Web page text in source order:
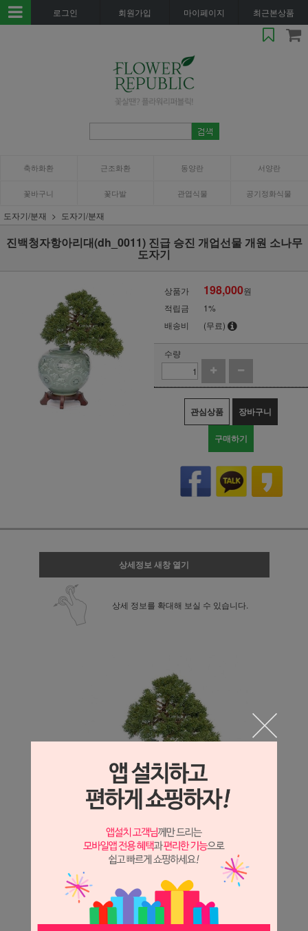
로그인 회원가입 마이페이지 최근본상품
축하화환 근조화환 동양란 서양란
꽃바구니 꽃다발 관엽식물 공기정화식물
도자기/분재 도자기/분재
진백청자항아리대(dh_0011) 진급 승진 개업선물 개원 소나무
도자기
상품가 198,000원
적립금
1%
배송비
(무료)
수량
관심상품 장바구니
구매하기
상세정보 새창 열기
상세 정보를 확대해 보실 수 있습니다.